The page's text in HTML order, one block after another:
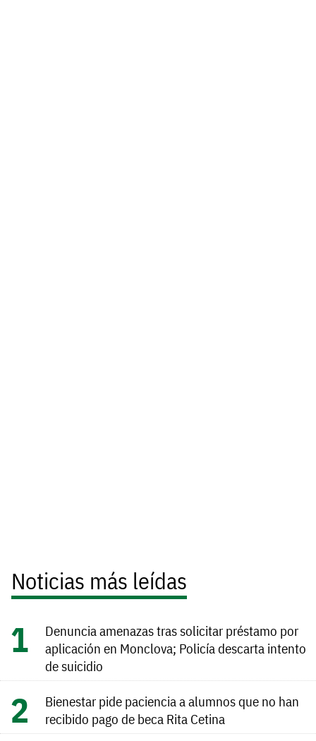
Noticias más leídas
Denuncia amenazas tras solicitar préstamo por
aplicación en Monclova; Policía descarta intento
de suicidio
Bienestar pide paciencia a alumnos que no han
recibido pago de beca Rita Cetina